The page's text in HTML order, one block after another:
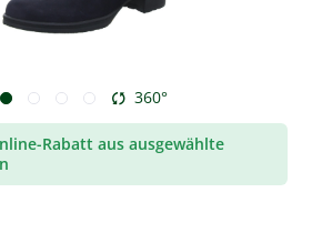
360°
Rabatt aus ausgewählte